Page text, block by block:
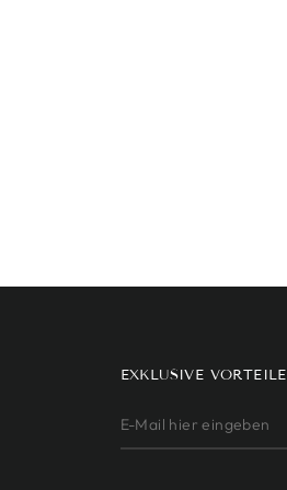
EXKLUSIVE VORTEILE
E-
Mail